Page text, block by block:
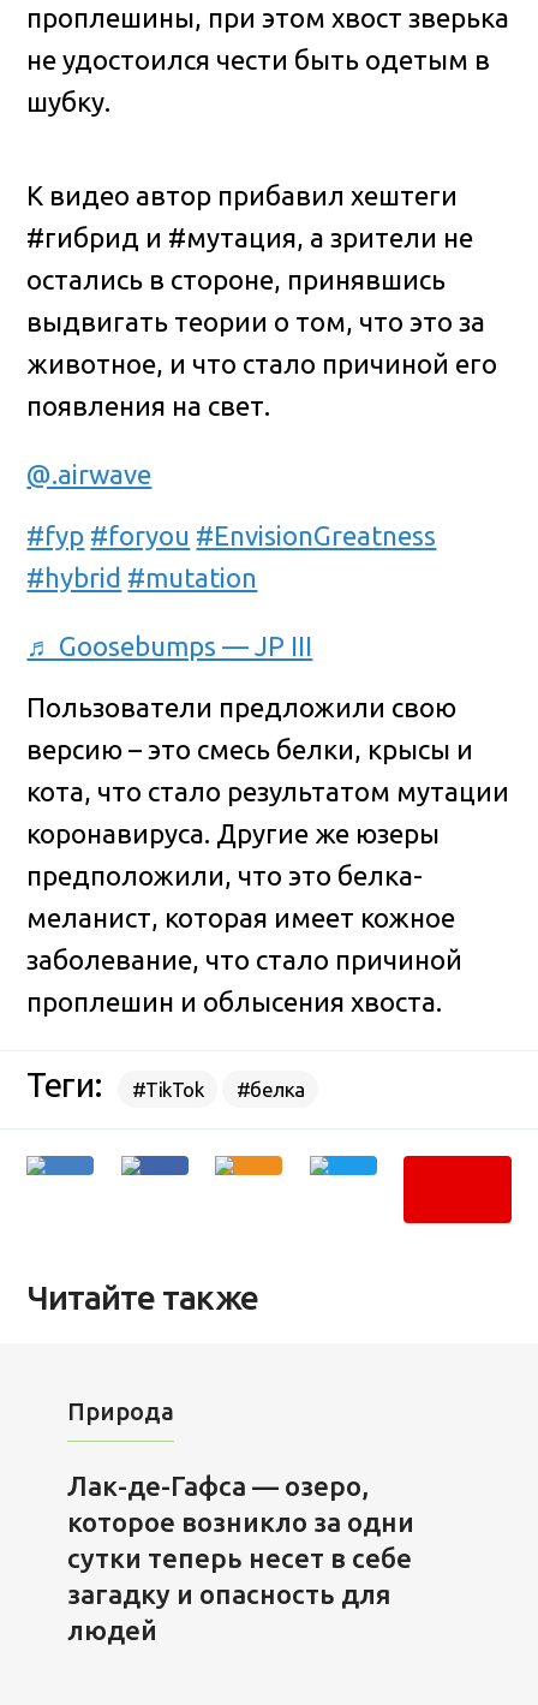
проплешины, при этом хвост зверька
не удостоился чести быть одетым в
шубку.
К видео автор прибавил хештеги
#гибрид и #мутация, а зрители не
остались в стороне, принявшись
выдвигать теории о том, что это за
животное, и что стало причиной его
появления на свет.
@.airwave
#fyp #foryou #EnvisionGreatness
#hybrid #mutation
♬ Goosebumps — JP III
Пользователи предложили свою
версию – это смесь белки, крысы и
кота, что стало результатом мутации
коронавируса. Другие же юзеры
предположили, что это белка-
меланист, которая имеет кожное
заболевание, что стало причиной
проплешин и облысения хвоста.
Теги: #TikTok #белка
Читайте также
Природа
Лак-де-Гафса — озеро,
которое возникло за одни
сутки теперь несет в себе
загадку и опасность для
людей